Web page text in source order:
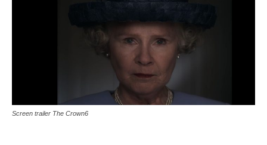
Screen trailer The Crown6